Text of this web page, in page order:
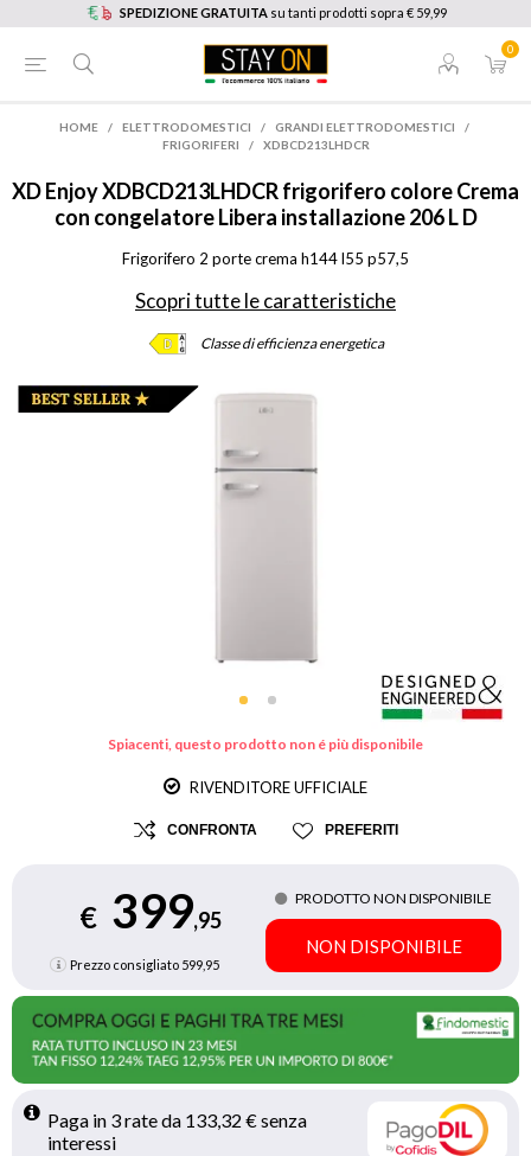
SPEDIZIONE GRATUITA su tanti prodotti sopra € 59,99
0
HOME / ELETTRODOMESTICI / GRANDI ELETTRODOMESTICI
/
FRIGORIFERI
/ XDBCD213LHDCR
XD EnjoyXDBCD213LHDCR frigorifero colore Crema
con congelatore Libera installazione 206 L D
Frigorifero 2 porte crema h144 l55 p57,5
Scopri tutte le caratteristiche
Classe di efficienza energetica
Spiacenti, questo prodotto non é più disponibile
RIVENDITORE UFFICIALE
CONFRONTA PREFERITI
€ 399,95
Prezzo consigliato 599,95
PRODOTTO NON DISPONIBILE
NON DISPONIBILE
Paga in 3 rate da 133,32 € senza
interessi